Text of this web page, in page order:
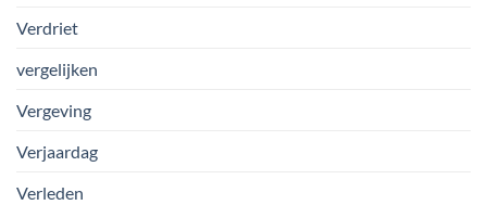
Verdriet
vergelijken
Vergeving
Verjaardag
Verleden